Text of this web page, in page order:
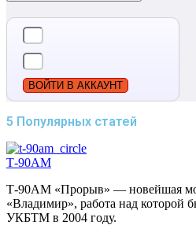
ВОЙТИ В АККАУНТ
5 Популярных статей
Т-90АМ
Т-90АМ «Прорыв» — новейшая
«Владимир», работа над которой
УКБТМ в 2004 году.